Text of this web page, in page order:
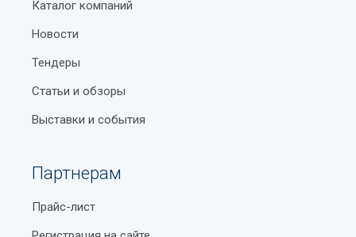
Каталог компаний
Новости
Тендеры
Статьи и обзоры
Выставки и события
Партнерам
Прайс-лист